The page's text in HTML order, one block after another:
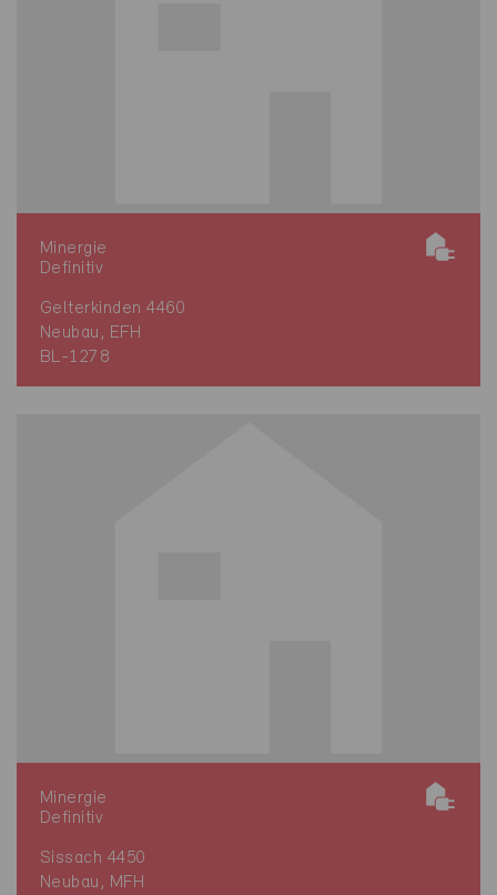
Minergie
Definitiv
Gelterkinden 4460
Neubau, EFH
BL-1278
Minergie
Definitiv
Sissach 4450
Neubau, MFH